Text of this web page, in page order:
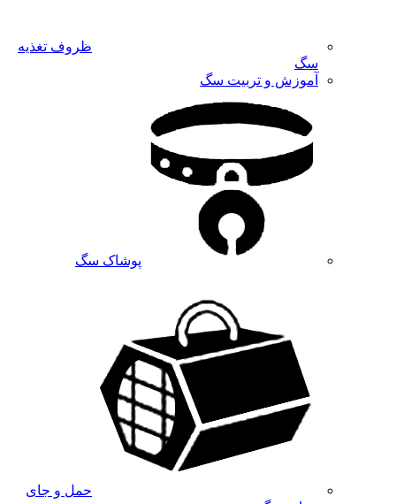
ظروف تغذیه
سگ
آموزش و تربیت سگ
پوشاک سگ
حمل و جای